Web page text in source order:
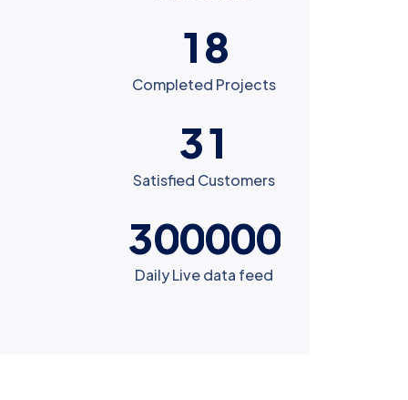
18
Completed Projects
31
Satisfied Customers
300000
Daily Live data feed